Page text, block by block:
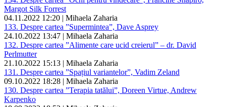
Margot Silk Forrest
04.11.2022 12:20 | Mihaela Zaharia
133. Despre cartea ”Supermintea”, Dave Asprey
24.10.2022 13:47 | Mihaela Zaharia
132. Despre cartea ”Alimente care ucid creierul” – dr. David
Perlmutter
21.10.2022 15:13 | Mihaela Zaharia
131. Despre cartea ”Spațiul variantelor”, Vadim Zeland
09.10.2022 18:28 | Mihaela Zaharia
130. Despre cartea ”Terapia tatălui”, Doreen Virtue, Andrew
Karpenko